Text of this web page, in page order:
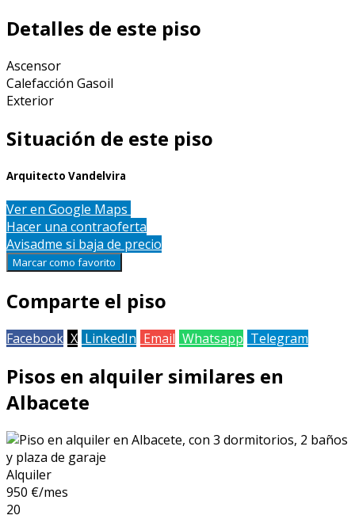
Detalles de este piso
Ascensor
Calefacción Gasoil
Exterior
Situación de este piso
Arquitecto Vandelvira
+
−
Ver en Google Maps
Hacer una contraoferta
Avisadme si baja de precio
Marcar como favorito
Comparte el piso
Facebook X LinkedIn Email Whatsapp Telegram
Pisos en alquiler similares en
Albacete
Alquiler
950 €/mes
20